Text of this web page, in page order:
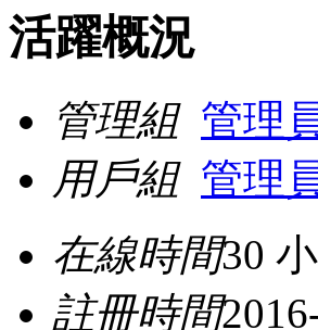
活躍概況
管理組 管理
用戶組 管理
在線時間30
註冊時間